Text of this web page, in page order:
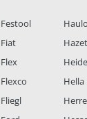
Festool
Fiat
Flex
Flexco
Fliegl
Hazet
Hella